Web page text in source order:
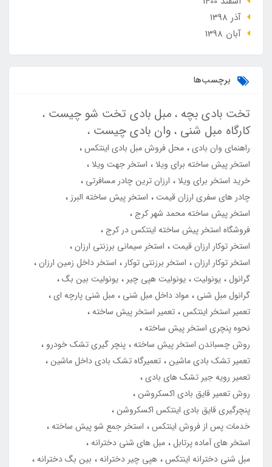
آذر 1398
آبان 1398
برچسب‌ها
تخت بادی بچه مبل بادی تخت شو چیست
کارگاه مبل شنی وان بادی چیست
راهنمای وان بادی محل فروش مبل بادی اینتکس
استخر پیش ساخته برای ویلا
استخر جهت ویلا
خرید استخر برای ویلا
ارزان ترین چادر مسافرتی
چادر های سفری ارزان قیمت
استخر پیش ساخته البرز
استخر پیش ساخته محمد شهر کرج
فروشگاه استخر پیش ساخته اینتکس در کرج
استخر توکار ارزان قیمت
استخر سیمانی برزنتی ارزان
استخر توکار ارزان
استخر برزنتی توکار
استخر داخل زمین ارزان
گرانول یونولیت یونولیت هپی چیر
یونولیت بین بگ
گرانول مبل شنی
مواد داخل مبل شنی
مبل شنی پارچه ای
تعمیر استخر اینتکس تعمیر استخر پیش ساخته
نحوه پنچری استخر پیش ساخته
روش چسباندن استخر پیش ساخته پنچر گیری تشک خودرو
تعمیر تشک بادی ماشین تعمیرگاه تشک بادی داخل ماشین
تعمیر رویه جیر تشک های بادی
روش تعمیر قایق بادی اکسکروشن
پنچرگیری قایق بادی اینتکس اکسکروشن
خدمات پس از فروش اینتکس
استخر جمع شو پیش ساخته
استخر های آماده پرتابل مبل های شنی دخترانه
مبل شنی دخترانه اینتکس هپی چیر دخترانه
بین بگ دخترانه